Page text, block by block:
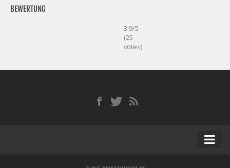
BEWERTUNG
3.9/5 -
(25
votes)